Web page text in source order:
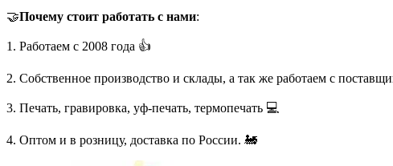
🤝Почему стоит работать с нами:
1. Работаем с 2008 года 👍
2. Собственное производство и склады, а так же работаем с
3. Печать, гравировка, уф-печать, термопечать 💻
4. Оптом и в розницу, доставка по России. 🚂